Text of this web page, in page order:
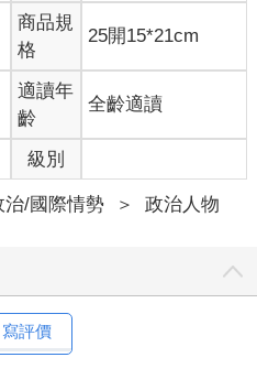
滿有機溶劑的環境中吸著毒
的母親則專心操持家務。他們
園
，我們在新店買了一棟有後
--上課時爬牆過去，放學再爬牆
慣早起的我，總是陪爸爸吃完
大多數的時間，我都在玩。從
、看漫畫、抓青蛙，一路玩到
商品規
格
25開15*21cm
適讀年
齡
全齡適讀
級別
治/國際情勢 ＞ 政治人物
寫評價